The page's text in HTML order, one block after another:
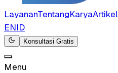
LayananTentangKaryaArtikel
ENID
Konsultasi Gratis
Menu